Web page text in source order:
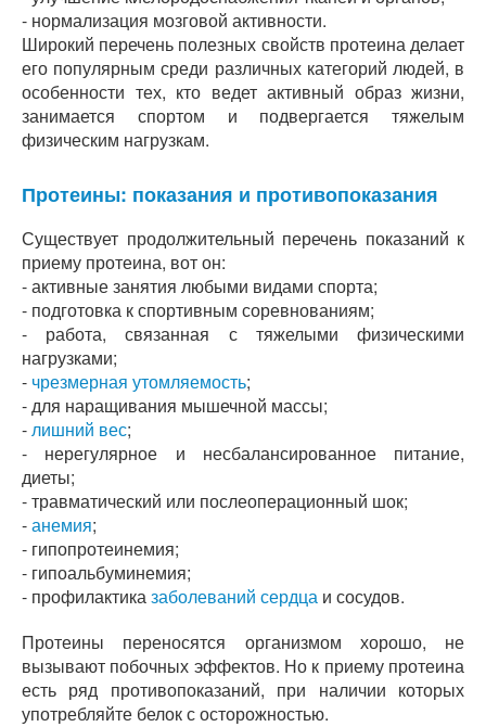
- нормализация мозговой активности.
Широкий перечень полезных свойств протеина делает
его популярным среди различных категорий людей, в
особенности тех, кто ведет активный образ жизни,
занимается спортом и подвергается тяжелым
физическим нагрузкам.
Протеины: показания и противопоказания
Существует продолжительный перечень показаний к
приему протеина, вот он:
- активные занятия любыми видами спорта;
- подготовка к спортивным соревнованиям;
- работа, связанная с тяжелыми физическими
нагрузками;
- чрезмерная утомляемость;
- для наращивания мышечной массы;
-лишний вес;
- нерегулярное и несбалансированное питание,
диеты;
- травматический или послеоперационный шок;
-анемия;
- гипопротеинемия;
- гипоальбуминемия;
- профилактиказаболеваний сердца и сосудов.
Протеины переносятся организмом хорошо, не
вызывают побочных эффектов. Но к приему протеина
есть ряд противопоказаний, при наличии которых
употребляйте белок с осторожностью.